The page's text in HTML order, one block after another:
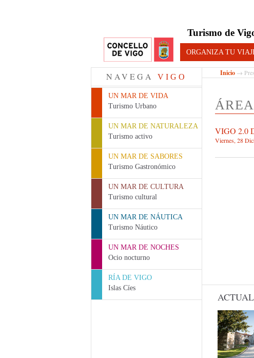
Turismo de
ORGANIZA TU
NAVEGA VIGO
UN MAR DE VIDA
Turismo Urbano
UN MAR DE NATURALEZA
Turismo activo
UN MAR DE SABORES
Turismo Gastronómico
UN MAR DE CULTURA
Turismo cultural
UN MAR DE NÁUTICA
Turismo Náutico
UN MAR DE NOCHES
Ocio nocturno
RÍA DE VIGO
Islas Cíes
Inicio →
VIGO 2.0
Viernes, 28